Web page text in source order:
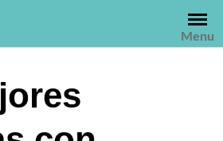
Menu